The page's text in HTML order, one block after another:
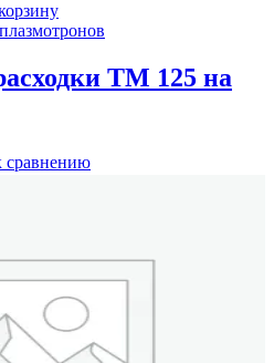
TM 125 на
сравнению